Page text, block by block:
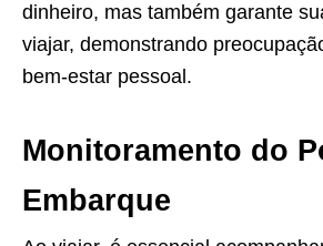
dinheiro, mas também garante
viajar, demonstrando
bem-estar pessoal.
Monitoramento do
Embarque